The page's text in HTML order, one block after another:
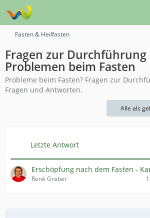
Fasten & Heilfasten
Fragen zur Durchführung
Problemen beim Fasten
Probleme beim Fasten? Fragen zur
Fragen und Antworten.
Alle als
Letzte Antwort
Erschöpfung nach dem Fasten -
Renè Gräber